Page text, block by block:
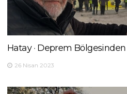
Hatay · Deprem Bölgesinden
26 Nisan 2023